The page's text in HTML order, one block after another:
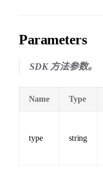
Parameters
SDK 方法参数。
Name Type
type string